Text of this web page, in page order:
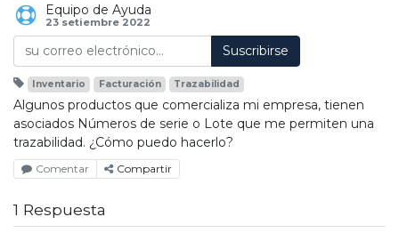
Equipo de Ayuda
23 setiembre 2022
Suscribirse
Inventario Facturación Trazabilidad
Algunos productos que comercializa mi empresa, tienen
asociados Números de serie o Lote que me permiten una
trazabilidad. ¿Cómo puedo hacerlo?
Comentar Compartir
1 Respuesta